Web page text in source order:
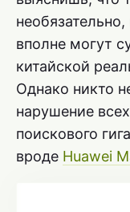
вполне могут
китайской
Однако никто
нарушение
поискового
вроде Huawei